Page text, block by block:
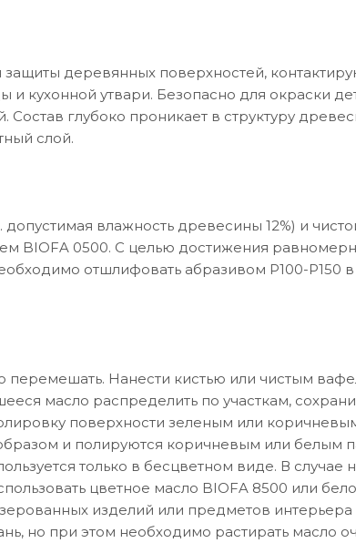
защиты деревянных поверхностей,
и кухонной утвари. Безопасно для окраски
глубоко проникает в структуру
слой.
влажность древесины 12%) и
BIOFA 0500. С целью достижения
отшлифовать абразивом P100-P150
перемешать. Нанести кистью или чистым
масло распределить по участкам,
поверхности зеленым или
и полируются коричневым или белым
только в бесцветном виде. В
цветное масло BIOFA 8500 или
изделий или предметов
но при этом необходимо растирать масло